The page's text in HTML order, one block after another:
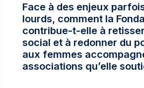
Face à des enjeux
lourds, comment la
contribue-t-elle à
social et à redonner du
aux femmes
associations qu’elle